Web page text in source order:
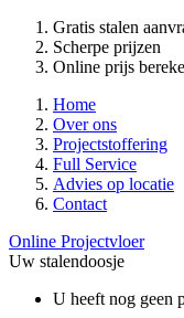
Gratis stalen
Scherpe prijzen
Online prijs
Home
Over ons
Projectstoffering
Full Service
Advies op locatie
Contact
Online Projectvloer
Uw stalendoosje
U heeft nog geen